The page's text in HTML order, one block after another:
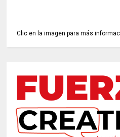
Clic en la imagen para más